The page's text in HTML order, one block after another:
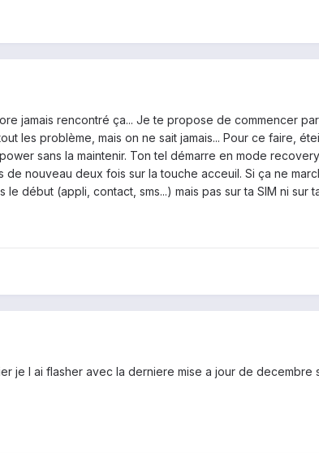
jamais rencontré ça... Je te propose de commencer
les problème, mais on ne sait jamais... Pour ce faire,
sans la maintenir. Ton tel démarre en mode
de nouveau deux fois sur la touche acceuil. Si ça ne
le début (appli, contact, sms...) mais pas sur ta SIM ni sur
je l ai flasher avec la derniere mise a jour de